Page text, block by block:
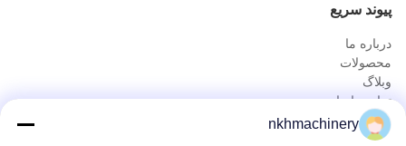
پيوند سريع
درباره ما
محصولات
وبلاگ
تماس با ما
محصولاتnkhmachinery